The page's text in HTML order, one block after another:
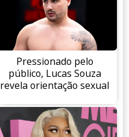
Pressionado pelo
público, Lucas Souza
revela orientação sexual